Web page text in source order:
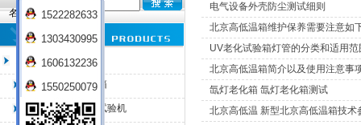
名:
臭氧老化试验箱
QL-100臭氧老化箱
QL-225臭氧老化试验机
电气设备外壳防尘测试细则
北京高低温箱维护保养需要注意如
UV老化试验箱灯管的分类和适用范
北京高低温箱简介以及使用注意事
氙灯老化箱 氙灯老化箱测试
北京高低温 新型北京高低温箱技术
1522282633
1303430995
1606132236
1550250079